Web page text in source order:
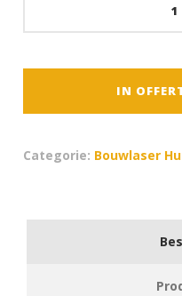
IN
Categorie: Bouwlaser